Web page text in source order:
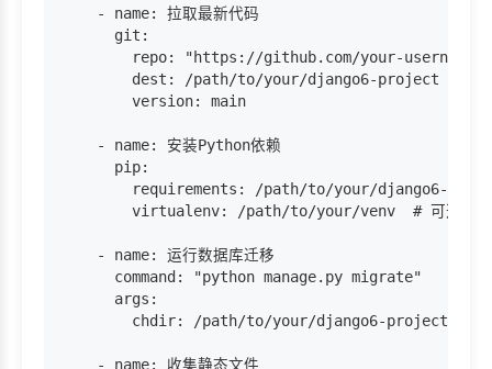
    - name: 拉取最新代码
      git:
repo: "https://github.com/your-username/
        dest: /path/to/your/django6-project
        version: main
    - name: 安装Python依赖
      pip:
requirements: /path/to/your/django6-
virtualenv: /path/to/your/venv  # 可选：使
    - name: 运行数据库迁移
      command: "python manage.py migrate"
      args:
        chdir: /path/to/your/django6-project
    - name: 收集静态文件